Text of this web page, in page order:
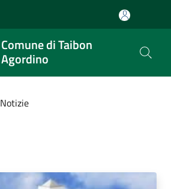
Comune di Taibon
Agordino
Notizie